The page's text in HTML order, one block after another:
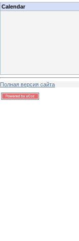
Calendar
Полная версия сайта